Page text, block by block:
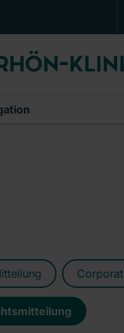
& Präsentationen
& Conference Calls